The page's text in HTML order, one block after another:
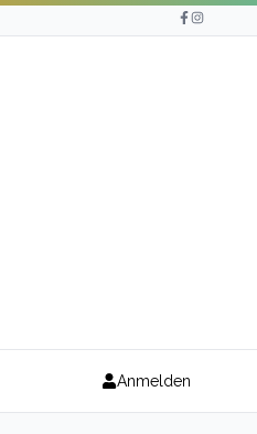
Anmelden